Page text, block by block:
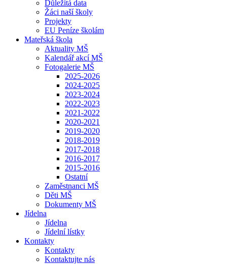
Důležitá data
Žáci naší školy
Projekty
EU Peníze školám
Mateřská škola
Aktuality MŠ
Kalendář akcí MŠ
Fotogalerie MŠ
2025-2026
2024-2025
2023-2024
2022-2023
2021-2022
2020-2021
2019-2020
2018-2019
2017-2018
2016-2017
2015-2016
Ostatní
Zaměstnanci MŠ
Děti MŠ
Dokumenty MŠ
Jídelna
Jídelna
Jídelní lístky
Kontakty
Kontakty
Kontaktujte nás